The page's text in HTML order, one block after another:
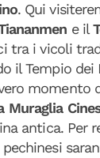
. Qui
e il
tra i vicoli
il Tempio dei
momento
Muraglia
antica. Per